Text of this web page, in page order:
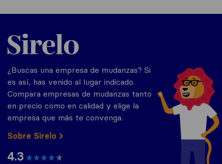
Sirelo.es
¿Buscas una empresa de mudanzas? Si
es así, has venido al lugar indicado.
Compara empresas de mudanzas tanto
en precio como en calidad y elige la
empresa que más te convenga.
Sobre Sirelo
4.3